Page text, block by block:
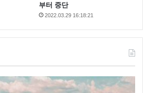
부터 중단
2022.03.29 16:18:21